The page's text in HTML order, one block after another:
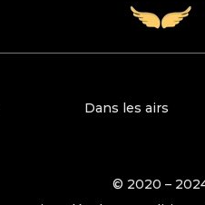
Dans les airs
© 2020 –